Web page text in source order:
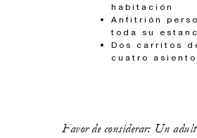
habitación
Anfitrión
toda su
Dos carritos
cuatro
Favor de considerar: Un